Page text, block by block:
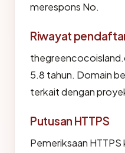
merespons No.
Riwayat
5.8 tahun. Domain
terkait dengan
Putusan HTTPS
Pemeriksaan HTTPS